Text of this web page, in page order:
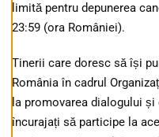
limită pentru depunerea
23:59 (ora României).
Tinerii care doresc să își
România în cadrul
la promovarea dialogului
încurajați să participe la